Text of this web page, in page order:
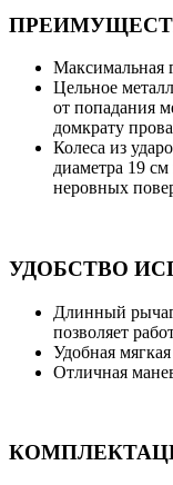
Максимальная
Цельное
от попадания
домкрату
Колеса из
диаметра 19
неровных
УДОБСТВО
Длинный рычаг
позволяет
Удобная
Отличная